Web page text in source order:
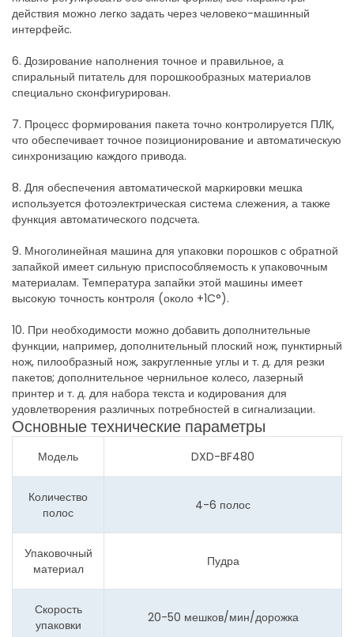
действия можно легко задать через человеко-машинный
интерфейс.
6. Дозирование наполнения точное и правильное, а
спиральный питатель для порошкообразных материалов
специально сконфигурирован.
7. Процесс формирования пакета точно контролируется ПЛК,
что обеспечивает точное позиционирование и автоматическую
синхронизацию каждого привода.
8. Для обеспечения автоматической маркировки мешка
используется фотоэлектрическая система слежения, а также
функция автоматического подсчета.
9. Многолинейная машина для упаковки порошков с обратной
запайкой имеет сильную приспособляемость к упаковочным
материалам. Температура запайки этой машины имеет
высокую точность контроля (около +1C°).
10. При необходимости можно добавить дополнительные
функции, например, дополнительный плоский нож, пунктирный
нож, пилообразный нож, закругленные углы и т. д. для резки
пакетов; дополнительное чернильное колесо, лазерный
принтер и т. д. для набора текста и кодирования для
удовлетворения различных потребностей в сигнализации.
Основные технические параметры
Модель DXD-BF480
Количество
полос
4-6 полос
Упаковочный
материал
Пудра
Скорость
упаковки
20-50 мешков/мин/дорожка